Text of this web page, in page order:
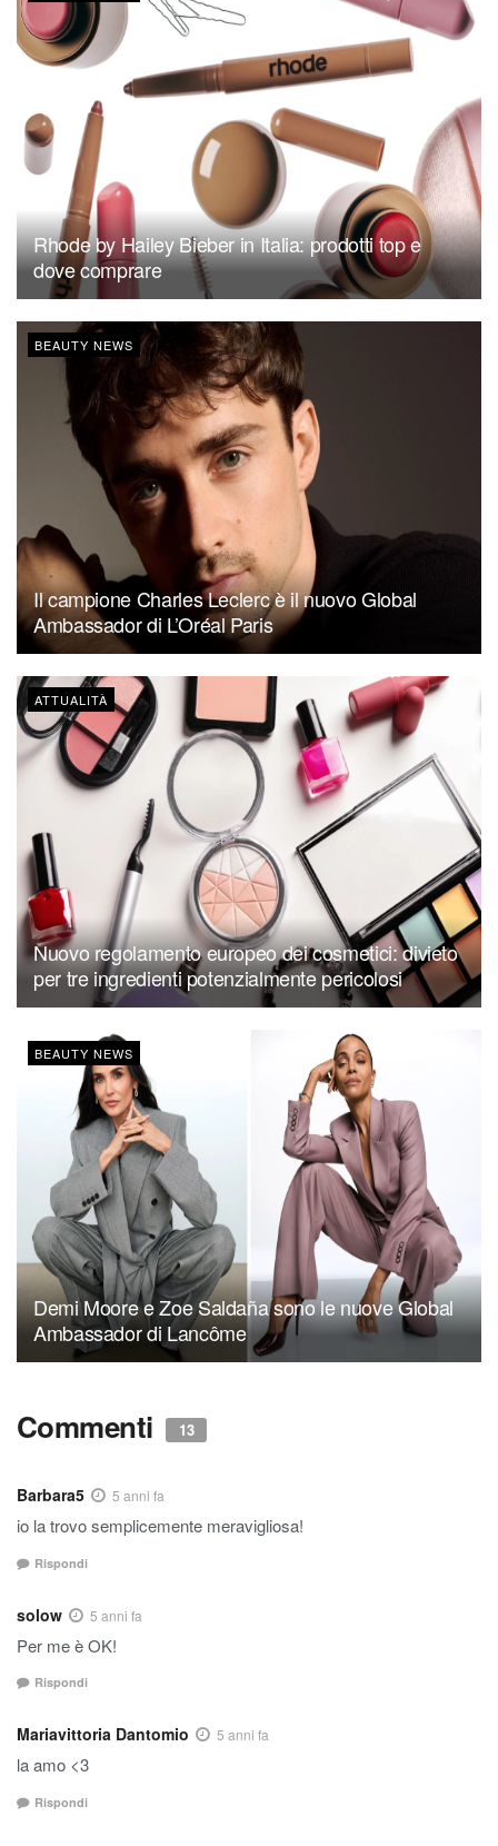
Rhode by Hailey Bieber in Italia: prodotti top e
dove comprare
BEAUTY NEWS
Il campione Charles Leclerc è il nuovo Global
Ambassador di L’Oréal Paris
ATTUALITÀ
Nuovo regolamento europeo dei cosmetici: divieto
per tre ingredienti potenzialmente pericolosi
BEAUTY NEWS
Demi Moore e Zoe Saldaña sono le nuove Global
Ambassador di Lancôme
Commenti 13
Barbara5 5 anni fa
io la trovo semplicemente meravigliosa!
Rispondi
solow 5 anni fa
Per me è OK!
Rispondi
Mariavittoria Dantomio 5 anni fa
la amo <3
Rispondi